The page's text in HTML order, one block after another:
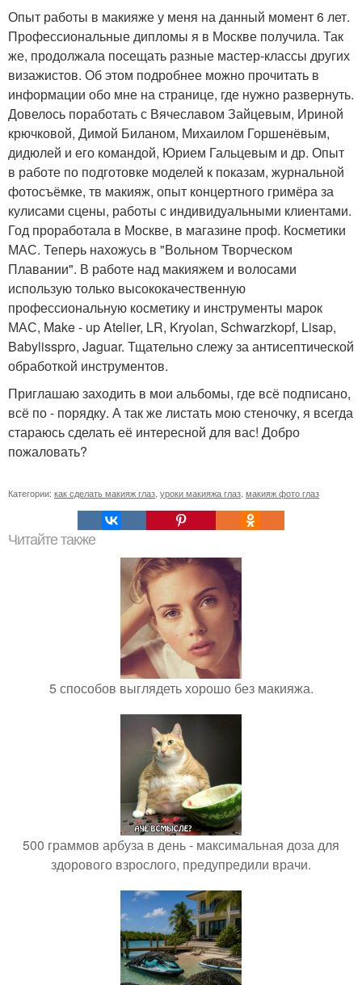
Опыт работы в макияже у меня на данный момент 6 лет.
Профессиональные дипломы я в Москве получила. Так
же, продолжала посещать разные мастер-классы других
визажистов. Об этом подробнее можно прочитать в
информации обо мне на странице, где нужно развернуть.
Довелось поработать с Вячеславом Зайцевым, Ириной
крючковой, Димой Биланом, Михаилом Горшенёвым,
дидюлей и его командой, Юрием Гальцевым и др. Опыт
в работе по подготовке моделей к показам, журнальной
фотосъёмке, тв макияж, опыт концертного гримёра за
кулисами сцены, работы с индивидуальными клиентами.
Год проработала в Москве, в магазине проф. Косметики
МАС. Теперь нахожусь в "Вольном Творческом
Плавании". В работе над макияжем и волосами
использую только высококачественную
профессиональную косметику и инструменты марок
МАС, Make - up Atelier, LR, Kryolan, Schwarzkopf, Lisap,
Babylisspro, Jaguar. Тщательно слежу за антисептической
обработкой инструментов.
Приглашаю заходить в мои альбомы, где всё подписано,
всё по - порядку. А так же листать мою стеночку, я всегда
стараюсь сделать её интересной для вас! Добро
пожаловать?
Категории: как сделать макияж глаз, уроки макияжа глаз, макияж фото глаз
Читайте также
5 способов выглядеть хорошо без макияжа.
500 граммов арбуза в день - максимальная доза для
здорового взрослого, предупредили врачи.